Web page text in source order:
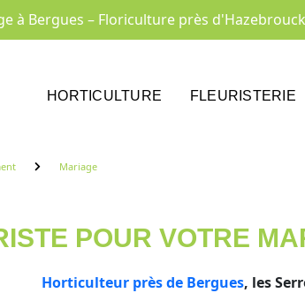
à Bergues – Floriculture près d'Hazebrouck
HORTICULTURE FLEURISTERIE
Mariage
POUR VOTRE
Horticulteur près de Bergues, les